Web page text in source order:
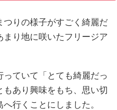
りの様子がすごく綺麗だ
まり地に咲いたフリージア
ていて「とても綺麗だっ
あり興味をもち、思い切
行くことにしました。